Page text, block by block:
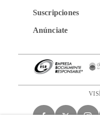
Suscripciones
Anúnciate